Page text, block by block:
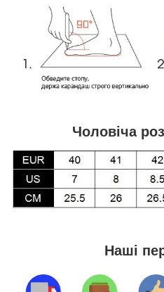
Чоловіча
Наші